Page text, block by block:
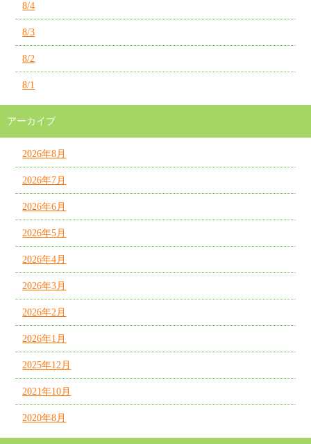
8/4
8/3
8/2
8/1
アーカイブ
2026年8月
2026年7月
2026年6月
2026年5月
2026年4月
2026年3月
2026年2月
2026年1月
2025年12月
2021年10月
2020年8月